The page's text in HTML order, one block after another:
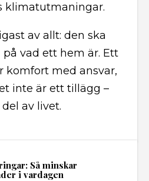
klimatutmaningar.
av allt: den ska
på vad ett hem är. Ett
komfort med ansvar,
inte är ett tillägg –
av livet.
Så minskar
i vardagen